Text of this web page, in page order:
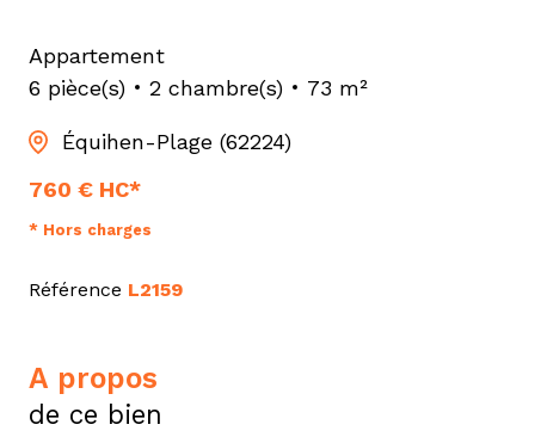
Appartement
6 pièce(s)
2 chambre(s) 73 m²
Équihen-Plage (62224)
760 € HC*
* Hors charges
Référence L2159
a propos
de ce bien